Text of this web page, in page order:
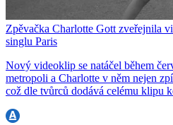
Zpěvačka Charlotte Gott zveřejnila
singlu Paris
Nový videoklip se natáčel během
metropoli a Charlotte v něm nejen
což dle tvůrců dodává celému klipu